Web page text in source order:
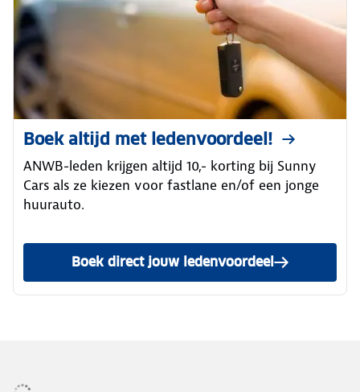
Boek altijd met ledenvoordeel!
ANWB-leden krijgen altijd 10,- korting bij Sunny
Cars als ze kiezen voor fastlane en/of een jonge
huurauto.
Boek direct jouw ledenvoordeel